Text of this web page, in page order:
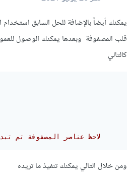
قلب المصفوفة وبعدها يمكنك الوصول
كالتالي
#لاحظ عناصر المصفوفة تم
ومن خلال التالي يمكنك تنفيذ ما تريده